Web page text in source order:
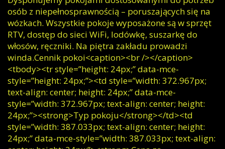
osób z niepełnosprawnością – poruszających się na
wózkach. Wszystkie pokoje wyposażone są w sprzęt
RTV, dostęp do sieci WiFi, lodówkę, suszarkę do
włosów, ręczniki. Na piętra zakładu prowadzi
winda.Cennik pokoi<caption><br /></caption>
<tbody><tr style=”height: 24px;” data-mce-
style=”height: 24px;”><td style=”width: 372.967px;
text-align: center; height: 24px;” data-mce-
style=”width: 372.967px; text-align: center; height:
24px;”><strong>Typ pokoju</strong></td><td
style=”width: 387.033px; text-align: center; height:
24px;” data-mce-style=”width: 387.033px; text-align: